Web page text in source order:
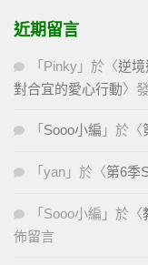
近期留言
「 Pinky 」於〈逆
對合宜的愛心行動〉
「 Sooo小編 」於〈
「 yan 」於〈第6季
「 Sooo小編 」於〈
佈留言